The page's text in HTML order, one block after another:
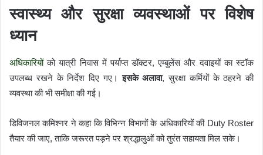
स्वास्थ्य और सुरक्षा व्यवस्थाओं पर विशेष
ध्यान
अधिकारियोंको यात्री निवास में पर्याप्त डॉक्टर, एम्बुलेंस और दवाइयों का स्टॉक
उपलब्ध रखने के निर्देश दिए गए।इसके अलावा, सुरक्षा कर्मियों के ठहरने की
व्यवस्था की भी समीक्षा की गई।
डिविजनल कमिश्नर ने कहा कि विभिन्न विभागों के अधिकारियों की Duty Roster
तैयार की जाए, ताकि जरूरत पड़ने पर श्रद्धालुओं को तुरंत सहायता मिल सके।